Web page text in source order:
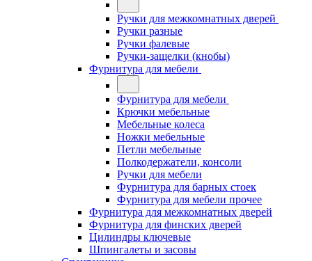
Ручки для межкомнатных дверей
Ручки разные
Ручки фалевые
Ручки-защелки (кнобы)
Фурнитура для мебели
Фурнитура для мебели
Крючки мебельные
Мебельные колеса
Ножки мебельные
Петли мебельные
Полкодержатели, консоли
Ручки для мебели
Фурнитура для барных стоек
Фурнитура для мебели прочее
Фурнитура для межкомнатных дверей
Фурнитура для финских дверей
Цилиндры ключевые
Шпингалеты и засовы